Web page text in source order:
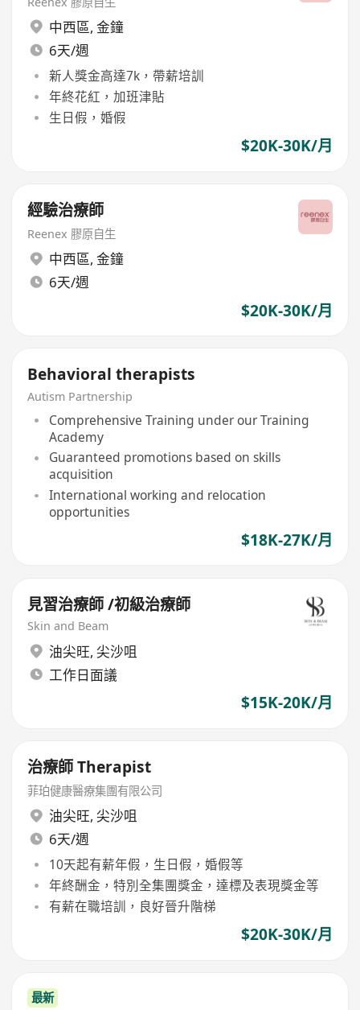
中西區, 金鐘
6天/週
新人獎金高達7k，帶薪培訓
年終花紅，加班津貼
生日假，婚假
$20K-30K/月
經驗治療師
Reenex 膠原自生
中西區, 金鐘
6天/週
$20K-30K/月
Behavioral therapists
Autism Partnership
Comprehensive Training under our Training
Academy
Guaranteed promotions based on skills
acquisition
International working and relocation
opportunities
$18K-27K/月
見習治療師 /初級治療師
Skin and Beam
油尖旺, 尖沙咀
工作日面議
$15K-20K/月
治療師 Therapist
菲珀健康醫療集團有限公司
油尖旺, 尖沙咀
6天/週
10天起有薪年假，生日假，婚假等
年終酬金，特別全集團獎金，達標及表現獎金等
有薪在職培訓，良好晉升階梯
$20K-30K/月
最新